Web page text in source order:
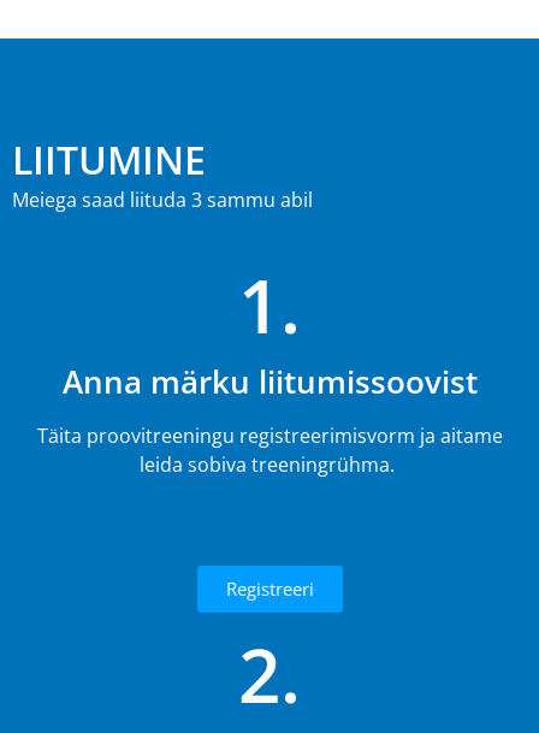
LIITUMINE
Meiega saad liituda 3 sammu abil
1.
Anna märku liitumissoovist
Täita proovitreeningu registreerimisvorm ja aitame
leida sobiva treeningrühma.
Registreeri
2.